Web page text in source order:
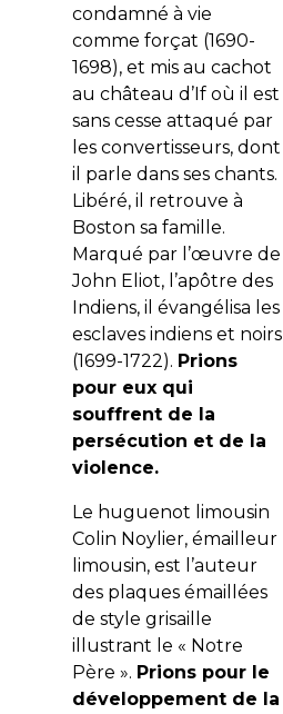
condamné à vie
comme forçat (1690-
1698), et mis au cachot
au château d’If où il est
sans cesse attaqué par
les convertisseurs, dont
il parle dans ses chants.
Libéré, il retrouve à
Boston sa famille.
Marqué par l’œuvre de
John Eliot, l’apôtre des
Indiens, il évangélisa les
esclaves indiens et noirs
(1699-1722). Prions
pour eux qui
souffrent de la
persécution et de la
violence.
Le huguenot limousin
Colin Noylier, émailleur
limousin, est l’auteur
des plaques émaillées
de style grisaille
illustrant le « Notre
Père ». Prions pour le
développement de la